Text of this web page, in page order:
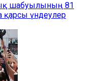
шабуылының 81
үндеулер